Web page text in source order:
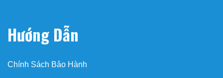
Hướng Dẫn
Chính Sách Bảo Hành